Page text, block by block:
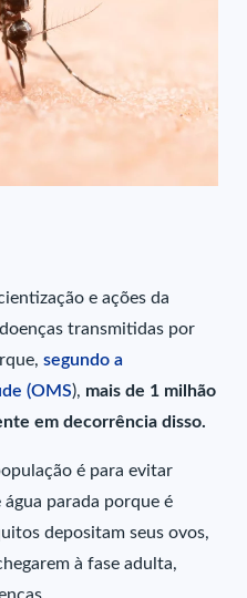
e ações da
transmitidas por
segundo a
(OMS), mais de 1 milhão
em decorrência disso.
é para evitar
parada porque é
depositam seus ovos,
à fase adulta,